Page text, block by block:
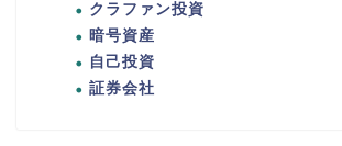
クラファン投資
暗号資産
自己投資
証券会社